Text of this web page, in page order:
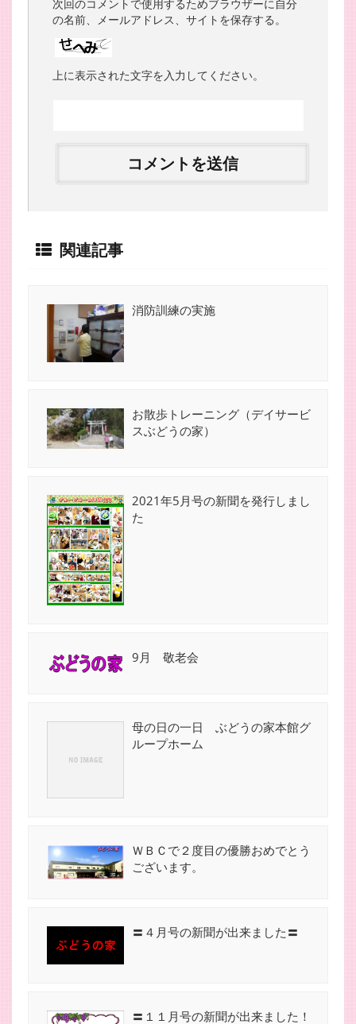
次回のコメントで使用するためブラウザーに自分
の名前、メールアドレス、サイトを保存する。
上に表示された文字を入力してください。
関連記事
消防訓練の実施
お散歩トレーニング（デイサービ
スぶどうの家）
2021年5月号の新聞を発行しまし
た
9月 敬老会
母の日の一日 ぶどうの家本館グ
ループホーム
ＷＢＣで２度目の優勝おめでとう
ございます。
〓４月号の新聞が出来ました〓
〓１１月号の新聞が出来ました！